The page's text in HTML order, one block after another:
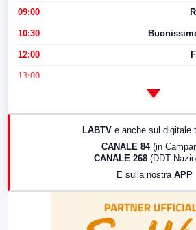
09:00
10:30
12:00
13:00
LABTV e anche sul digitale
CANALE 84 (in
CANALE 268 (DDT
E sulla nostra APP